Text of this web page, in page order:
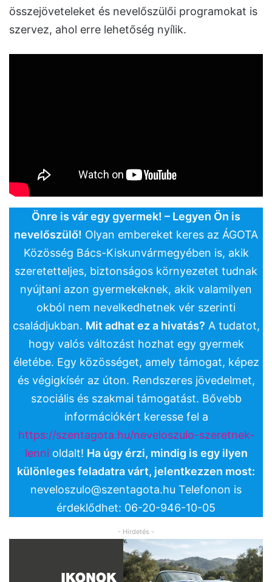
összejöveteleket és nevelőszülői programokat is
szervez, ahol erre lehetőség nyílik.
Önre is vár egy gyermek! – Legyen Ön is
nevelőszülő! Olyan embereket keres az ÁGOTA
Közösség Bács-Kiskunvármegyében is, akik
szeretetteljes, biztonságos környezetet tudnak
nyújtani azon gyermekeknek, akik valamilyen
okból nem nevelkedhetnek vér szerinti
családjukban. Mit adhat ez a hivatás? A tudatot,
hogy valós változást hozhat egy gyermek
életébe. Egy közösséget, amely támogat, képez
és végigkísér az úton. Rendszeres jövedelmet,
szociális és szakmai támogatást. Bővebb
információkért keresse fel a
https://szentagota.hu/neveloszulo-szeretnek-
lenni oldalt! Ha úgy érzi, mindig is egy ilyen
különleges feladatra várt, jelentkezzen most:
neveloszulo@szentagota.hu Telefonon is
érdeklődhet: 06-20-946-10-05
- Hirdetés -